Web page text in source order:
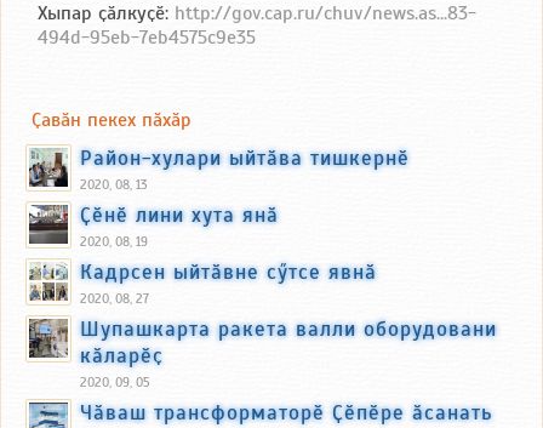
Хыпар ҫӑлкуҫӗ: http://gov.cap.ru/chuv/news.as...83-
494d-95eb-7eb4575c9e35
Ҫавӑн пекех пӑхӑр
Район-хулари ыйтӑва тишкернӗ
2020, 08, 13
Ҫӗнӗ лини хута янӑ
2020, 08, 19
Кадрсен ыйтӑвне сӳтсе явнӑ
2020, 08, 27
Шупашкарта ракета валли оборудовани
кӑларӗҫ
2020, 09, 05
Чӑваш трансформаторӗ Ҫӗпӗре ӑсанать